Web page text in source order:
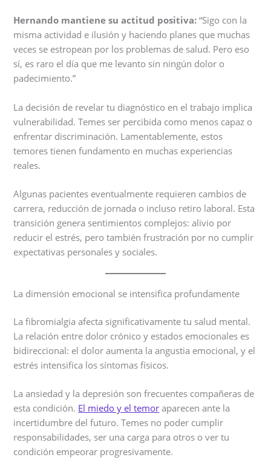
Hernando mantiene su actitud positiva: “Sigo con la
misma actividad e ilusión y haciendo planes que muchas
veces se estropean por los problemas de salud. Pero eso
sí, es raro el día que me levanto sin ningún dolor o
padecimiento.”
La decisión de revelar tu diagnóstico en el trabajo implica
vulnerabilidad. Temes ser percibida como menos capaz o
enfrentar discriminación. Lamentablemente, estos
temores tienen fundamento en muchas experiencias
reales.
Algunas pacientes eventualmente requieren cambios de
carrera, reducción de jornada o incluso retiro laboral. Esta
transición genera sentimientos complejos: alivio por
reducir el estrés, pero también frustración por no cumplir
expectativas personales y sociales.
La dimensión emocional se intensifica profundamente
La fibromialgia afecta significativamente tu salud mental.
La relación entre dolor crónico y estados emocionales es
bidireccional: el dolor aumenta la angustia emocional, y el
estrés intensifica los síntomas físicos.
La ansiedad y la depresión son frecuentes compañeras de
esta condición. El miedo y el temor aparecen ante la
incertidumbre del futuro. Temes no poder cumplir
responsabilidades, ser una carga para otros o ver tu
condición empeorar progresivamente.